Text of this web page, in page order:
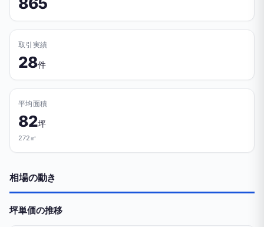
取引実績
28件
平均面積
82坪
272㎡
相場の動き
坪単価の推移